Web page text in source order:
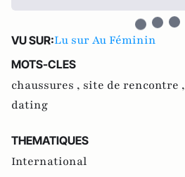
VU SUR:Lu sur Au Féminin
MOTS-CLES
chaussures , site de rencontre ,
dating
THEMATIQUES
International